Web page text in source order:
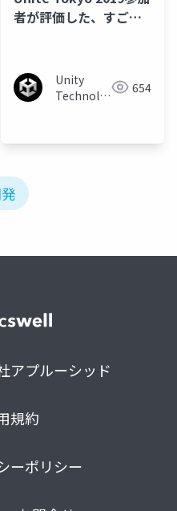
者が評価した、すごい
Unity
Technologies 654
アプルーシッド
規約
ーポリシー